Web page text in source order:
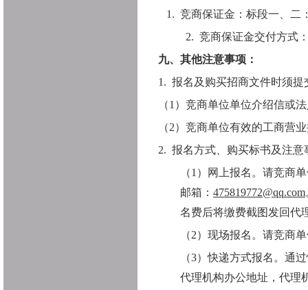
1. 竞商保证金：标段一、二
2. 竞商保证金交付方式
九、其他注意事项：
1. 报名及购买招商文件时须提
（1）竞商单位单位介绍信或
（2） 竞商单位有效的工商营
2. 报名方式、购买标书及注意
（1 ）网上报名。 请竞商
邮箱： 475819772@qq.com
名费后将缴费截图发回代
（2）现场报名。请竞商
（3）快递方式报名。通
代理机构办公地址，代理